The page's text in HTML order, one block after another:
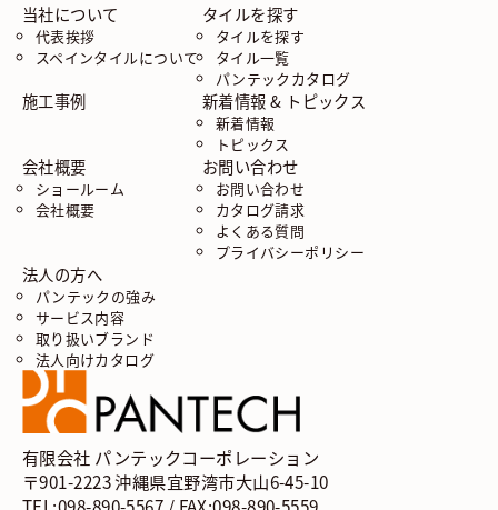
当社について
代表挨拶
スペインタイルについて
タイルを探す
タイルを探す
タイル一覧
パンテックカタログ
施工事例 新着情報 & トピックス
新着情報
トピックス
会社概要
ショールーム
会社概要
お問い合わせ
お問い合わせ
カタログ請求
よくある質問
プライバシーポリシー
法人の方へ
パンテックの強み
サービス内容
取り扱いブランド
法人向けカタログ
有限会社 パンテックコーポレーション
〒901-2223 沖縄県宜野湾市大山6-45-10